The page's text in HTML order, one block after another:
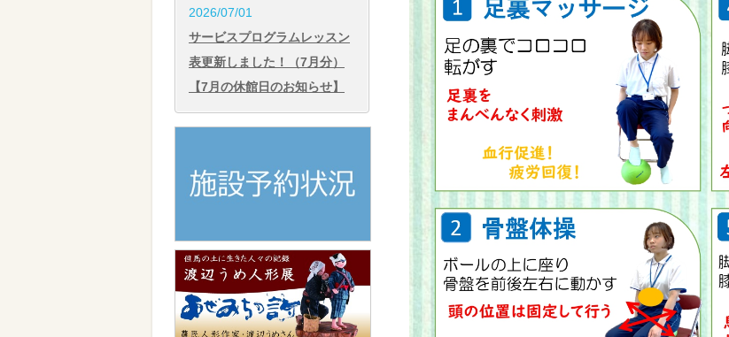
2026/07/01
サービスプログラムレッスン
表更新しました！（7月分）
【7月の休館日のお知らせ】